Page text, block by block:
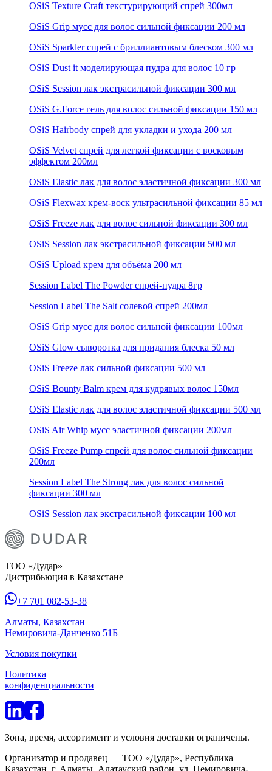
OSiS Texture Craft текстурирующий спрей 300мл
OSiS Grip мусс для волос сильной фиксации 200 мл
OSiS Sparkler спрей с бриллиантовым блеском 300 мл
OSiS Dust it моделирующая пудра для волос 10 гр
OSiS Session лак экстрасильной фиксации 300 мл
OSiS G.Force гель для волос сильной фиксации 150 мл
OSiS Hairbody спрей для укладки и ухода 200 мл
OSiS Velvet спрей для легкой фиксации с восковым
эффектом 200мл
OSiS Elastic лак для волос эластичной фиксации 300 мл
OSiS Flexwax крем-воск ультрасильной фиксации 85 мл
OSiS Freeze лак для волос сильной фиксации 300 мл
OSiS Session лак экстрасильной фиксации 500 мл
OSiS Upload крем для объёма 200 мл
Session Label The Powder спрей-пудра 8гр
Session Label The Salt солевой спрей 200мл
OSiS Grip мусс для волос сильной фиксации 100мл
OSiS Glow сыворотка для придания блеска 50 мл
OSiS Freeze лак сильной фиксации 500 мл
OSiS Bounty Balm крем для кудрявых волос 150мл
OSiS Elastic лак для волос эластичной фиксации 500 мл
OSiS Air Whip мусс эластичной фиксации 200мл
OSiS Freeze Pump спрей для волос сильной фиксации
200мл
Session Label The Strong лак для волос сильной
фиксации 300 мл
OSiS Session лак экстрасильной фиксации 100 мл
ТОО «Дудар»
Дистрибьюция в Казахстане
+7 701 082-53-38
Алматы, Казахстан
Немировича-Данченко 51Б
Условия покупки
Политика
конфиденциальности
Зона, время, ассортимент и условия доставки ограничены.
Организатор и продавец — ТОО «Дудар», Республика
Казахстан, г. Алматы, Алатауский район, ул. Немировича-